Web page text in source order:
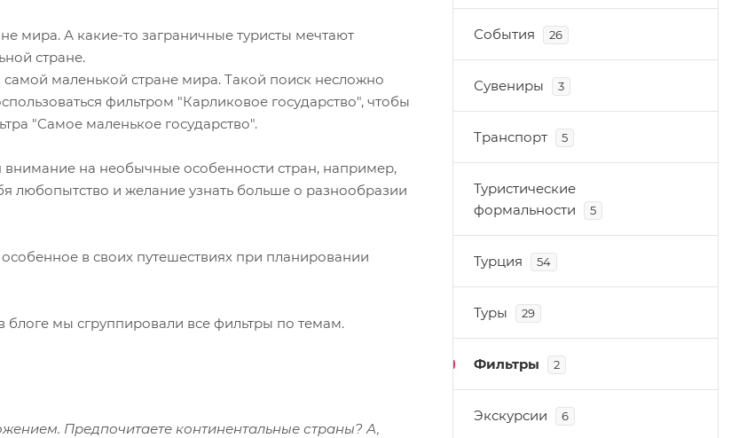
мира. А какие-то заграничные туристы мечтают
стране.
самой маленькой стране мира. Такой поиск несложно
фильтром "Карликовое государство", чтобы
"Самое маленькое государство".
на необычные особенности стран, например,
любопытство и желание узнать больше о разнообразии
в своих путешествиях при планировании
мы сгруппировали все фильтры по темам.
Предпочитаете континентальные страны? А,
События 26
Сувениры 3
Транспорт 5
Туристические
формальности
5
Турция 54
Туры 29
Фильтры 2
Экскурсии 6